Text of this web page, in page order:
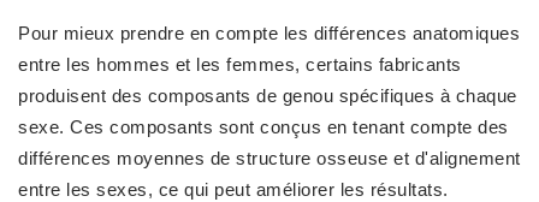
Pour mieux prendre en compte les différences anatomiques
entre les hommes et les femmes, certains fabricants
produisent des composants de genou spécifiques à chaque
sexe. Ces composants sont conçus en tenant compte des
différences moyennes de structure osseuse et d'alignement
entre les sexes, ce qui peut améliorer les résultats.